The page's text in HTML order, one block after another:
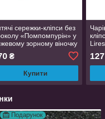
сережки-кліпси без
«Помпомпурін» у
зорному віночку
смола + титанова
2.4 см
₴
Купити
127
Подарунок